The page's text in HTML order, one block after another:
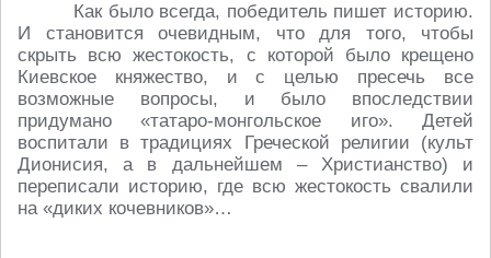
Как было всегда, победитель пишет историю.
И становится очевидным, что для того, чтобы
скрыть всю жестокость, с которой было крещено
Киевское княжество, и с целью пресечь все
возможные вопросы, и было впоследствии
придумано «татаро-монгольское иго». Детей
воспитали в традициях Греческой религии (культ
Дионисия, а в дальнейшем – Христианство) и
переписали историю, где всю жестокость свалили
на «диких кочевников»…